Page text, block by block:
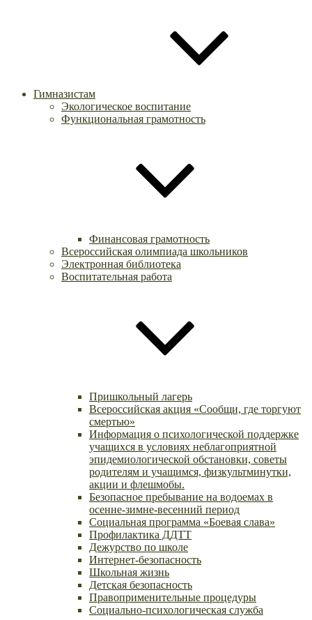
Гимназистам
Экологическое воспитание
Функциональная грамотность
Финансовая грамотность
Всероссийская олимпиада школьников
Электронная библиотека
Воспитательная работа
Пришкольный лагерь
Всероссийская акция «Сообщи, где торгуют
смертью»
Информация о психологической поддержке
учащихся в условиях неблагоприятной
эпидемиологической обстановки, советы
родителям и учащимся, физкультминутки,
акции и флешмобы.
Безопасное пребывание на водоемах в
осенне-зимне-весенний период
Социальная программа «Боевая слава»
Профилактика ДДТТ
Дежурство по школе
Интернет-безопасность
Школьная жизнь
Детская безопасность
Правоприменительные процедуры
Социально-психологическая служба